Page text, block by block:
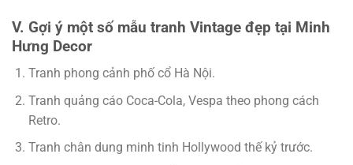
V. Gợi ý một số mẫu tranh Vintage đẹp tại Minh
Hưng Decor
Tranh phong cảnh phố cổ Hà Nội.
Tranh quảng cáo Coca-Cola, Vespa theo phong cách
Retro.
Tranh chân dung minh tinh Hollywood thế kỷ trước.